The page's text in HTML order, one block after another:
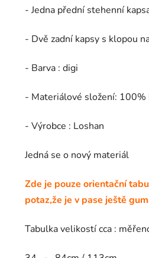
- Jedna přední stehenní
- Dvě zadní kapsy s klopou
- Barva : digi
- Materiálové složení: 100%
- Výrobce : Loshan
Jedná se o nový materiál
Zde je pouze orientační
potaz,že je v pase ještě
Tabulka velikostí cca :